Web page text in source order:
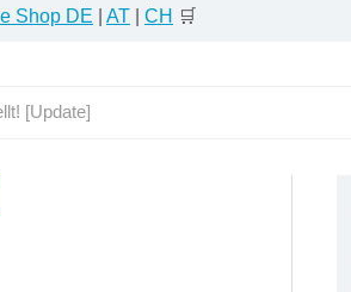
Shop DE AT CH 🛒
[Update]